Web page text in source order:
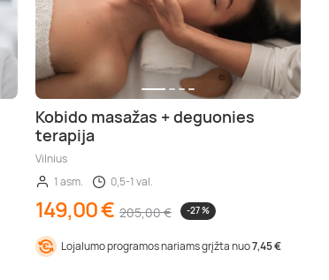
Kobido masažas + deguonies
terapija
Vilnius
1 asm.
0,5-1 val.
149,00 € 205,00 € -27 %
Lojalumo programos nariams grįžta nuo7,45 €